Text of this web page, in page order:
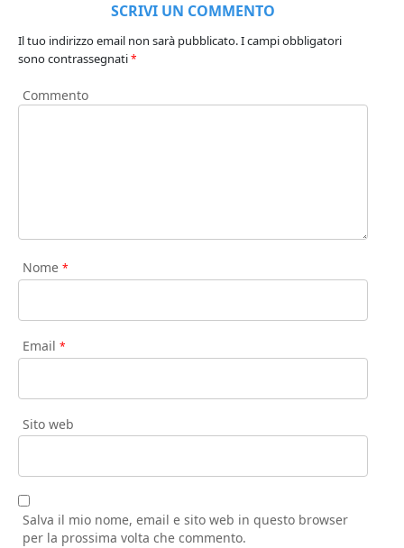
SCRIVI UN COMMENTO
Il tuo indirizzo email non sarà pubblicato.I campi obbligatori
sono contrassegnati*
Commento
Nome *
Email *
Sito web
Salva il mio nome, email e sito web in questo browser
per la prossima volta che commento.